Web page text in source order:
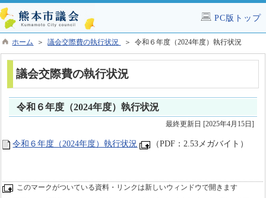
PC版トップ
ホーム ＞議会交際費の執行状況 ＞ 令和６年度（2024年度）執行状況
議会交際費の執行状況
令和６年度（2024年度）執行状況
最終更新日 [2025年4月15日]
令和６年度（2024年度）執行状況 （PDF：2.53メガバイト）
このマークがついている資料・リンクは新しいウィンドウで開きます